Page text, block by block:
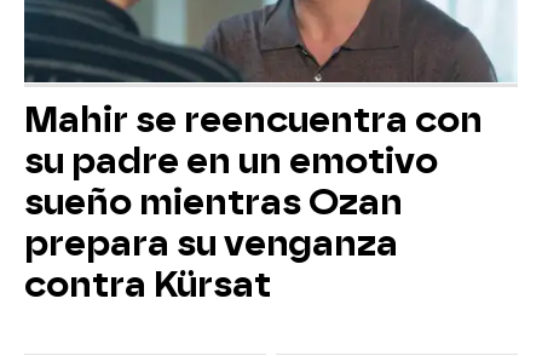
Mahir se reencuentra con
su padre en un emotivo
sueño mientras Ozan
prepara su venganza
contra Kürsat